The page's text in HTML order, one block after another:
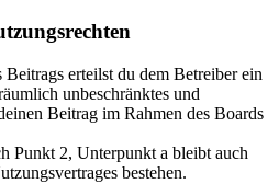
erteilst du dem Betreiber ein
unbeschränktes und
Beitrag im Rahmen des Boards
Punkt 2, Unterpunkt a bleibt auch
bestehen.